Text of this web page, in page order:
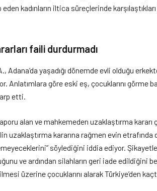
eden kadınların iltica süreçlerinde
faili durdurmadı
Adana’da yaşadığı dönemde evli olduğu
Anlatımlara göre eski eş, çocuklarını görme
etti.
alan ve mahkemeden uzaklaştırma
uzaklaştırma kararına rağmen evin
söylediğini iddia ediyor.
ve ardından silahların geri iade edildiğini
üzerine çocuklarını alarak Türkiye’den